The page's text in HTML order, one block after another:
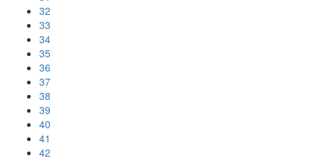
32
33
34
35
36
37
38
39
40
41
42